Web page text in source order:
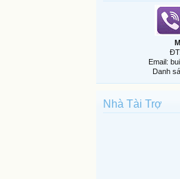
Email:
Danh
Nhà Tài Trợ